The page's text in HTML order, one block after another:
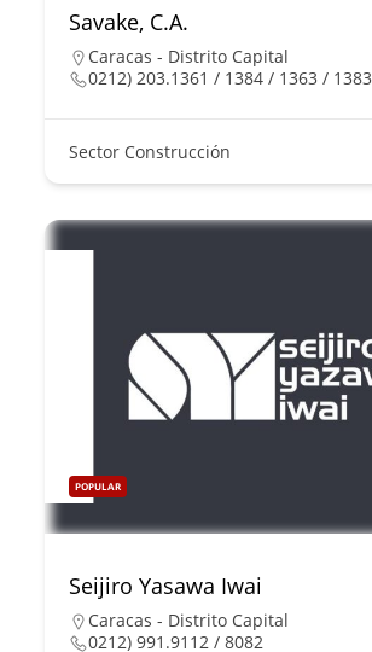
Savake, C.A.
Caracas - Distrito Capital
0212) 203.1361 / 1384 / 1363 / 1383
Sector Construcción
POPULAR
Seijiro Yasawa Iwai
Caracas - Distrito Capital
0212) 991.9112 / 8082